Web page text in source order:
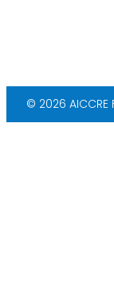
© 2026